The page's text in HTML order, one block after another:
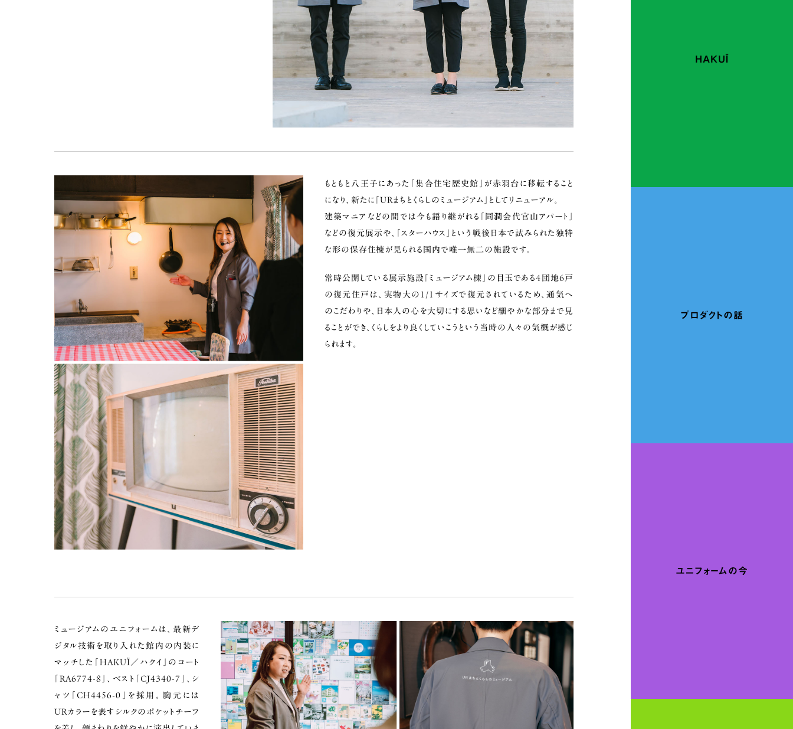
HAKUÏ
プロダクトの話
ユニフォームの今
もともと八王子にあった「集合住宅歴史館」が赤羽台に移転すること
になり、新たに「URまちとくらしのミュージアム」としてリニューアル。
建築マニアなどの間では今も語り継がれる「同潤会代官山アパート」
などの復元展示や、「スターハウス」という戦後日本で試みられた独特
な形の保存住棟が見られる国内で唯一無二の施設です。
常時公開している展示施設「ミュージアム棟」の目玉である４団地６戸
の復元住戸は、実物大の1/1サイズで復元されているため、通気へ
のこだわりや、日本人の心を大切にする思いなど細やかな部分まで見
ることができ、くらしをより良くしていこうという当時の人々の気概が感じ
られます。
ミュージアムのユニフォームは、最新デ
ジタル技術を取り入れた館内の内装に
マッチした「HAKUÏ／ハクイ」のコート
「RA6774-8」、ベスト「CJ4340-7」、シ
ャツ「CH4456-0」を採用。胸元には
URカラーを表すシルクのポケットチーフ